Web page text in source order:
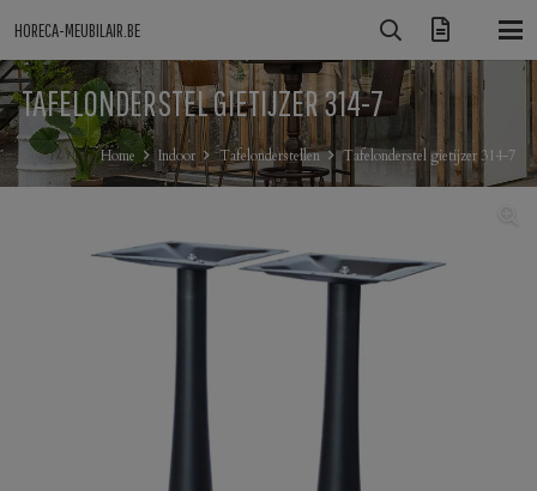
HORECA-MEUBILAIR.BE
TAFELONDERSTEL GIETIJZER 314-7
Home Indoor Tafelonderstellen Tafelonderstel gietijzer 314-7